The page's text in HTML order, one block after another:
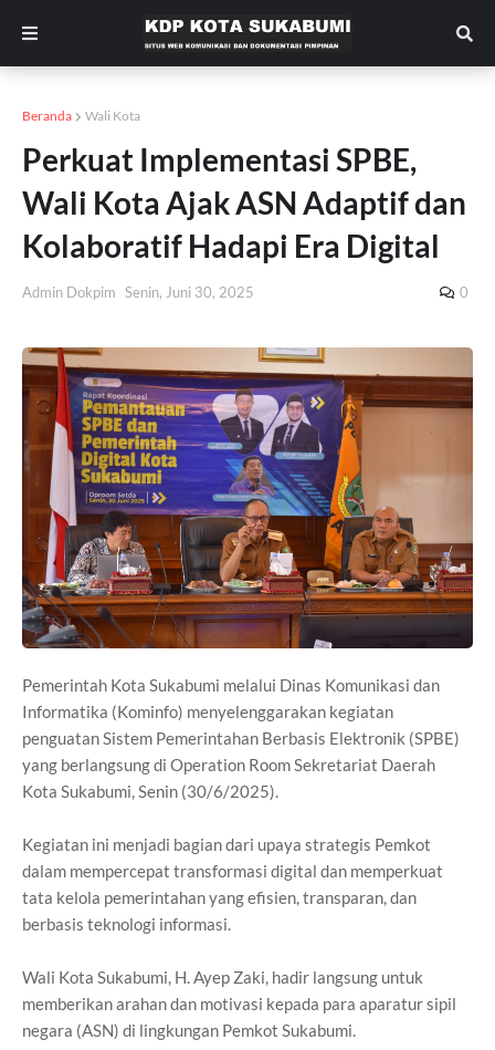
Beranda Wali Kota
Perkuat Implementasi SPBE,
Wali Kota Ajak ASN Adaptif dan
Kolaboratif Hadapi Era Digital
Admin Dokpim Senin, Juni 30, 2025 0
Pemerintah Kota Sukabumi melalui Dinas Komunikasi dan
Informatika (Kominfo) menyelenggarakan kegiatan
penguatan Sistem Pemerintahan Berbasis Elektronik (SPBE)
yang berlangsung di Operation Room Sekretariat Daerah
Kota Sukabumi, Senin (30/6/2025).
Kegiatan ini menjadi bagian dari upaya strategis Pemkot
dalam mempercepat transformasi digital dan memperkuat
tata kelola pemerintahan yang efisien, transparan, dan
berbasis teknologi informasi.
Wali Kota Sukabumi, H. Ayep Zaki, hadir langsung untuk
memberikan arahan dan motivasi kepada para aparatur sipil
negara (ASN) di lingkungan Pemkot Sukabumi.